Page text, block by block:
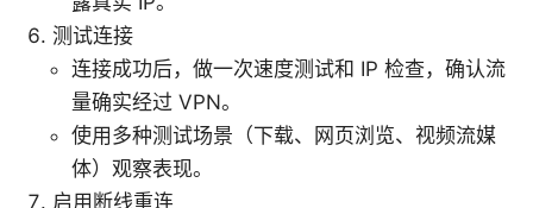
测试连接
连接成功后，做一次速度测试和 IP 检查，确认流
量确实经过 VPN。
使用多种测试场景（下载、网页浏览、视频流媒
体）观察表现。
启用断线重连